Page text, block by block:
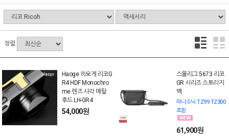
정렬
Haoge 하오게 리코G
R4 HDF Monochro
me 렌즈 사각 메탈
후드 LH-GR4
54,000원
스몰리그 5673 리코
GR 시리즈 스토리지
백
파나소닉 TZ99 TZ300
호환
61,900원